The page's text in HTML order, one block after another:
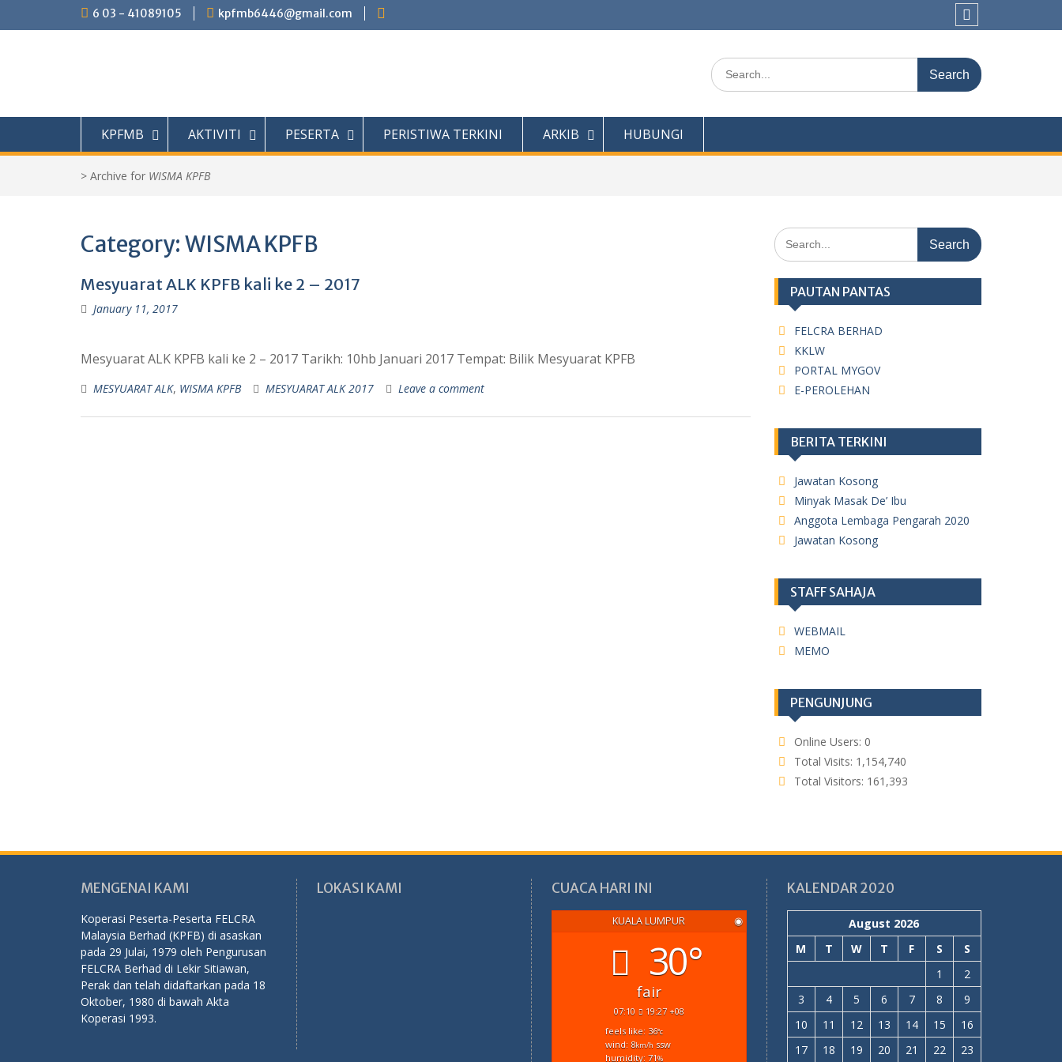
6 03 - 41089105
kpfmb6446@gmail.com
FACEBOOK
Search
for:
KPFMB AKTIVITI PESERTA PERISTIWA TERKINI ARKIB HUBUNGI
> Archive for WISMA KPFB
Category:WISMA KPFB
Mesyuarat ALK KPFB kali ke 2 – 2017
January 11, 2017
Mesyuarat ALK KPFB kali ke 2 – 2017 Tarikh: 10hb Januari 2017 Tempat: Bilik Mesyuarat KPFB
MESYUARAT ALK, WISMA KPFB MESYUARAT ALK 2017 Leave a comment
Search
for:
PAUTAN PANTAS
FELCRA BERHAD
KKLW
PORTAL MYGOV
E-PEROLEHAN
BERITA TERKINI
Jawatan Kosong
Minyak Masak De’ Ibu
Anggota Lembaga Pengarah 2020
Jawatan Kosong
STAFF SAHAJA
WEBMAIL
MEMO
PENGUNJUNG
Online Users: 0
Total Visits: 1,154,740
Total Visitors: 161,393
MENGENAI KAMI
Koperasi Peserta-Peserta FELCRA
Malaysia Berhad (KPFB) di asaskan
pada 29 Julai, 1979 oleh Pengurusan
FELCRA Berhad di Lekir Sitiawan,
Perak dan telah didaftarkan pada 18
Oktober, 1980 di bawah Akta
Koperasi 1993.
LOKASI KAMI CUACA HARI INI
KUALA LUMPUR ◉
30°
fair
07:10 19:27 +08
feels like: 36°c
wind: 8km/h ssw
humidity: 71%
KALENDAR 2020
August 2026
M
T W T F S
S
1
2
3
4 5 6 7 8
9
10
11 12 13 14 15
16
17
18 19 20 21 22 23